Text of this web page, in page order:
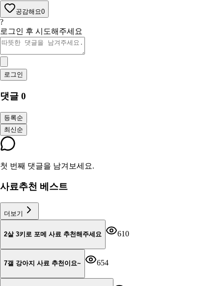
공감해요0
?
로그인 후 시도해주세요
로그인
댓글 0
등록순
최신순
첫 번째 댓글을 남겨보세요.
사료추천 베스트
더보기
2살 3키로 포메 사료 추천해주세요 610
7갤 강아지 사료 추천이요~ 654